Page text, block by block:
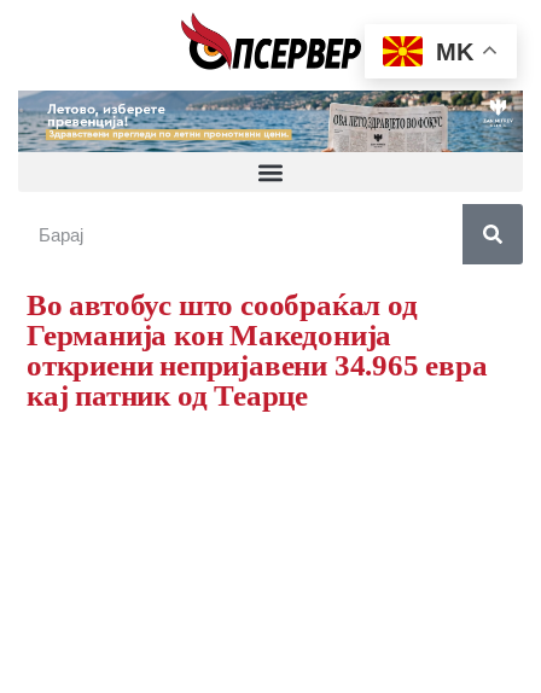
Во автобус што сообраќал од
Германија кон Македонија
откриени непријавени 34.965 евра
кај патник од Теарце
MK